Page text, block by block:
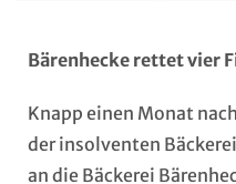
Bärenhecke rettet vier
Knapp einen Monat
der insolventen
an die Bäckerei